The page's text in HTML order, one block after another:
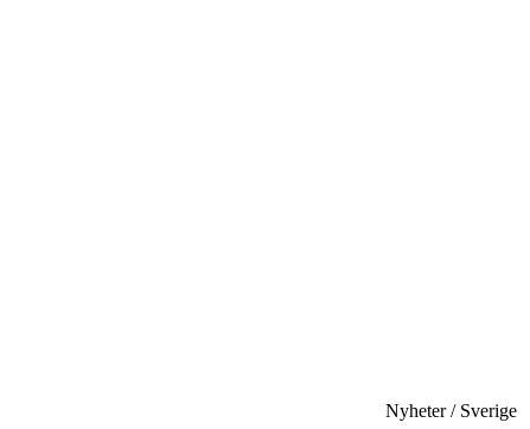
Nyheter / Sverige